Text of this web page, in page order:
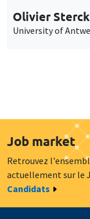
Olivier Sterck
University of
Job market
Retrouvez
actuellement sur le
Candidats